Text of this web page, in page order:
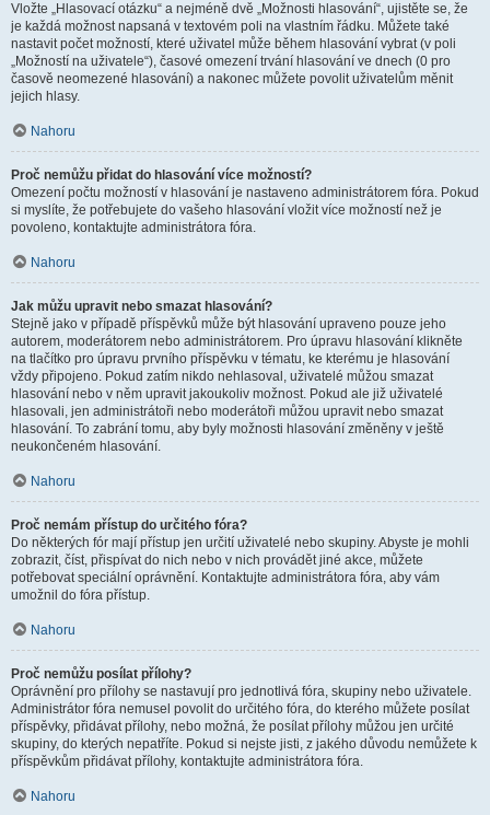
Vložte „Hlasovací otázku“ a nejméně dvě „Možnosti hlasování“, ujistěte se, že
je každá možnost napsaná v textovém poli na vlastním řádku. Můžete také
nastavit počet možností, které uživatel může během hlasování vybrat (v poli
„Možností na uživatele“), časové omezení trvání hlasování ve dnech (0 pro
časově neomezené hlasování) a nakonec můžete povolit uživatelům měnit
jejich hlasy.
Nahoru
Proč nemůžu přidat do hlasování více možností?
Omezení počtu možností v hlasování je nastaveno administrátorem fóra. Pokud
si myslíte, že potřebujete do vašeho hlasování vložit více možností než je
povoleno, kontaktujte administrátora fóra.
Nahoru
Jak můžu upravit nebo smazat hlasování?
Stejně jako v případě příspěvků může být hlasování upraveno pouze jeho
autorem, moderátorem nebo administrátorem. Pro úpravu hlasování klikněte
na tlačítko pro úpravu prvního příspěvku v tématu, ke kterému je hlasování
vždy připojeno. Pokud zatím nikdo nehlasoval, uživatelé můžou smazat
hlasování nebo v něm upravit jakoukoliv možnost. Pokud ale již uživatelé
hlasovali, jen administrátoři nebo moderátoři můžou upravit nebo smazat
hlasování. To zabrání tomu, aby byly možnosti hlasování změněny v ještě
neukončeném hlasování.
Nahoru
Proč nemám přístup do určitého fóra?
Do některých fór mají přístup jen určití uživatelé nebo skupiny. Abyste je mohli
zobrazit, číst, přispívat do nich nebo v nich provádět jiné akce, můžete
potřebovat speciální oprávnění. Kontaktujte administrátora fóra, aby vám
umožnil do fóra přístup.
Nahoru
Proč nemůžu posílat přílohy?
Oprávnění pro přílohy se nastavují pro jednotlivá fóra, skupiny nebo uživatele.
Administrátor fóra nemusel povolit do určitého fóra, do kterého můžete posílat
příspěvky, přidávat přílohy, nebo možná, že posílat přílohy můžou jen určité
skupiny, do kterých nepatříte. Pokud si nejste jisti, z jakého důvodu nemůžete k
příspěvkům přidávat přílohy, kontaktujte administrátora fóra.
Nahoru